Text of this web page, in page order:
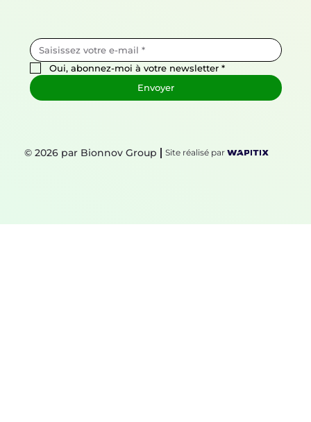
© 2026 par Bionnov Group Site réalisé par
Oui, abonnez-moi à votre newsletter *
Envoyer